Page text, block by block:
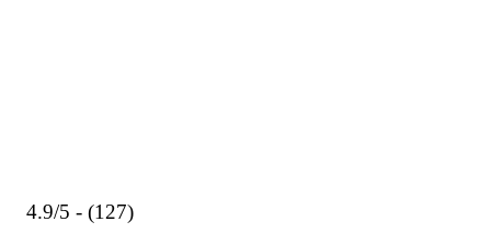
4.9/5 - (127)